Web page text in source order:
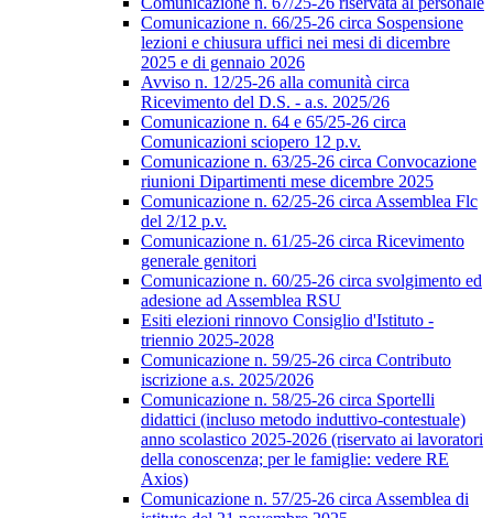
Comunicazione n. 66/25-26 circa Sospensione
lezioni e chiusura uffici nei mesi di dicembre
2025 e di gennaio 2026
Avviso n. 12/25-26 alla comunità circa
Ricevimento del D.S. - a.s. 2025/26
Comunicazione n. 64 e 65/25-26 circa
Comunicazioni sciopero 12 p.v.
Comunicazione n. 63/25-26 circa Convocazione
riunioni Dipartimenti mese dicembre 2025
Comunicazione n. 62/25-26 circa Assemblea Flc
del 2/12 p.v.
Comunicazione n. 61/25-26 circa Ricevimento
generale genitori
Comunicazione n. 60/25-26 circa svolgimento ed
adesione ad Assemblea RSU
Esiti elezioni rinnovo Consiglio d'Istituto -
triennio 2025-2028
Comunicazione n. 59/25-26 circa Contributo
iscrizione a.s. 2025/2026
Comunicazione n. 58/25-26 circa Sportelli
didattici (incluso metodo induttivo-contestuale)
anno scolastico 2025-2026 (riservato ai lavoratori
della conoscenza; per le famiglie: vedere RE
Axios)
Comunicazione n. 57/25-26 circa Assemblea di